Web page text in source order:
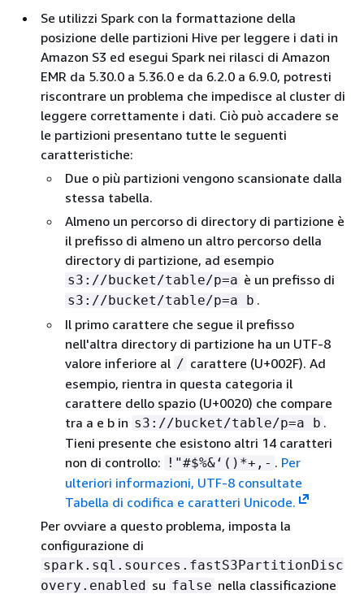
Se utilizzi Spark con la formattazione della
posizione delle partizioni Hive per leggere i dati in
Amazon S3 ed esegui Spark nei rilasci di Amazon
EMR da 5.30.0 a 5.36.0 e da 6.2.0 a 6.9.0, potresti
riscontrare un problema che impedisce al cluster di
leggere correttamente i dati. Ciò può accadere se
le partizioni presentano tutte le seguenti
caratteristiche:
Due o più partizioni vengono scansionate dalla
stessa tabella.
Almeno un percorso di directory di partizione è
il prefisso di almeno un altro percorso della
directory di partizione, ad esempio
s3://bucket/table/p=a è un prefisso di
s3://bucket/table/p=a b .
Il primo carattere che segue il prefisso
nell'altra directory di partizione ha un UTF-8
valore inferiore al / carattere (U+002F). Ad
esempio, rientra in questa categoria il
carattere dello spazio (U+0020) che compare
tra a e b in s3://bucket/table/p=a b .
Tieni presente che esistono altri 14 caratteri
non di controllo:
!"#$%&‘()*+,- . Per
ulteriori informazioni, UTF-8 consultate
Tabella di codifica e caratteri Unicode.
Per ovviare a questo problema, imposta la
configurazione di
spark.sql.sources.fastS3PartitionDisc
overy.enabled su false nella classificazione